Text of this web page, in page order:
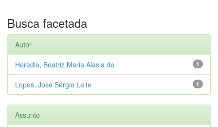
Busca facetada
Autor
1
Heredia, Beatriz Maria Alasia de
1
Lopes, José Sérgio Leite
Assunto